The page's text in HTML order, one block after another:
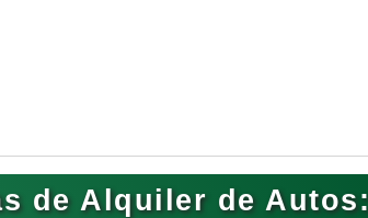
de Alquiler de